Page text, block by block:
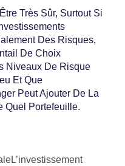
Très Sûr, Surtout Si
Des Risques,
De Choix
Niveaux De Risque
Et Que
Peut Ajouter De La
Quel Portefeuille.
L’investissement